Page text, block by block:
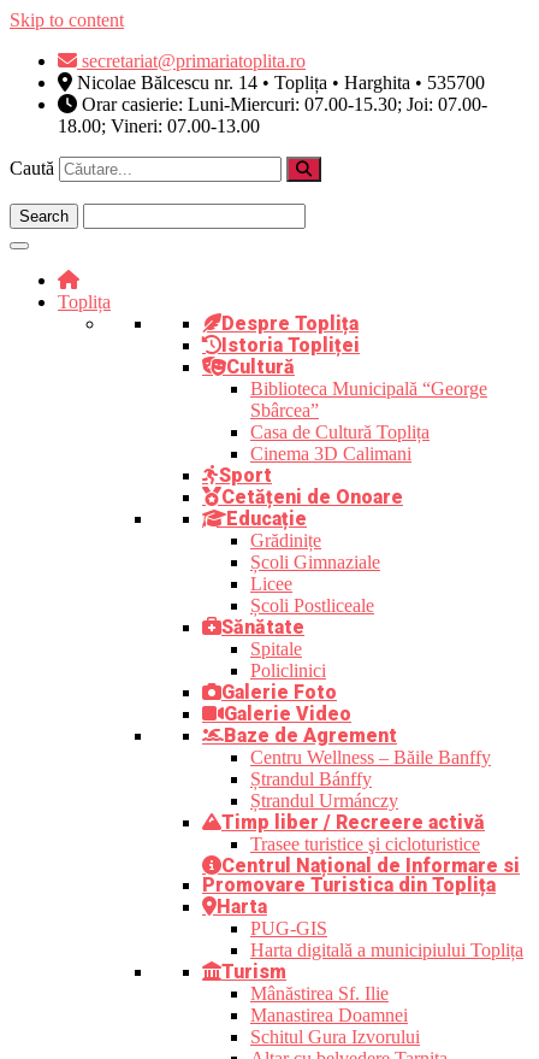
Skip to content
secretariat@primariatoplita.ro
Nicolae Bălcescu nr. 14 • Toplița • Harghita • 535700
Orar casierie: Luni-Miercuri: 07.00-15.30; Joi: 07.00-
18.00; Vineri: 07.00-13.00
Caută
Toplița
Despre Toplița
Istoria Topliței
Cultură
Biblioteca Municipală “George
Sbârcea”
Casa de Cultură Toplița
Cinema 3D Calimani
Sport
Cetățeni de Onoare
Educație
Grădinițe
Școli Gimnaziale
Licee
Școli Postliceale
Sănătate
Spitale
Policlinici
Galerie Foto
Galerie Video
Baze de Agrement
Centru Wellness – Băile Banffy
Ștrandul Bánffy
Ștrandul Urmánczy
Timp liber / Recreere activă
Trasee turistice şi cicloturistice
Centrul Național de Informare si
Promovare Turistica din Toplița
Harta
PUG-GIS
Harta digitală a municipiului Toplița
Turism
Mânăstirea Sf. Ilie
Manastirea Doamnei
Schitul Gura Izvorului